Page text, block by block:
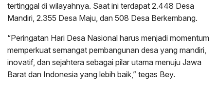
tertinggal di wilayahnya. Saat ini terdapat 2.448 Desa
Mandiri, 2.355 Desa Maju, dan 508 Desa Berkembang.
“Peringatan Hari Desa Nasional harus menjadi momentum
memperkuat semangat pembangunan desa yang mandiri,
inovatif, dan sejahtera sebagai pilar utama menuju Jawa
Barat dan Indonesia yang lebih baik,” tegas Bey.